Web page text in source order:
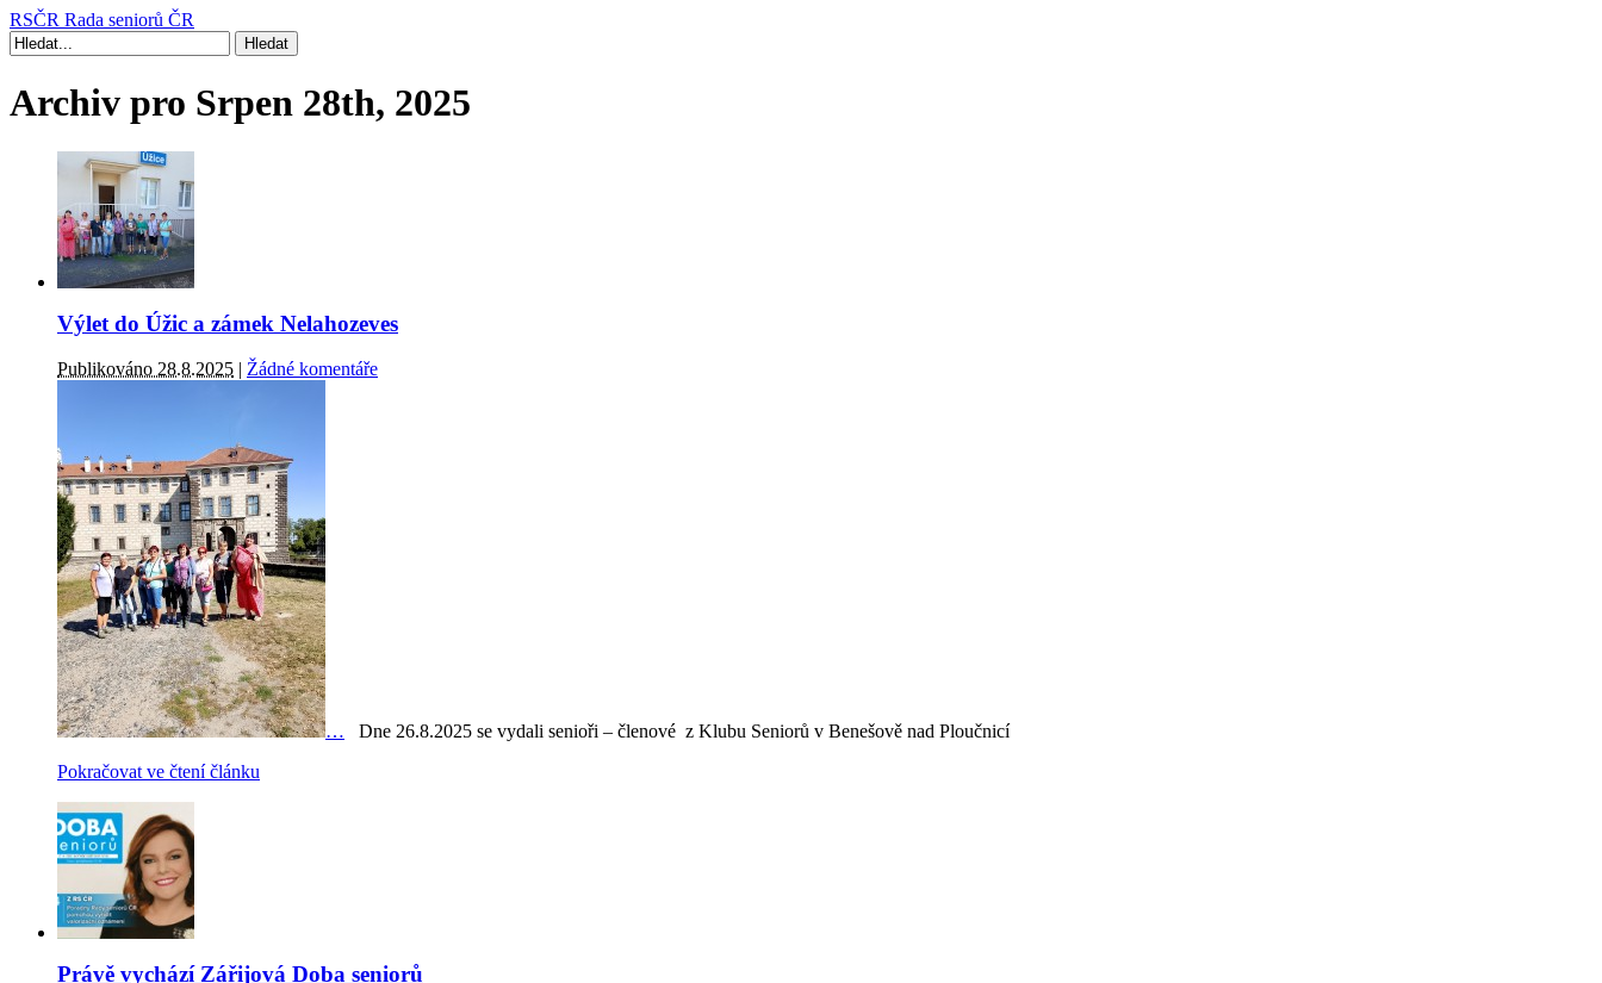
RSČR Rada seniorů ČR
Archiv pro Srpen 28th, 2025
Výlet do Úžic a zámek Nelahozeves
Publikováno 28.8.2025 | Žádné komentáře
… Dne 26.8.2025 se vydali senioři – členové z Klubu Seniorů v Benešově nad Ploučnicí
Pokračovat ve čtení článku
Právě vychází Zářijová Doba seniorů